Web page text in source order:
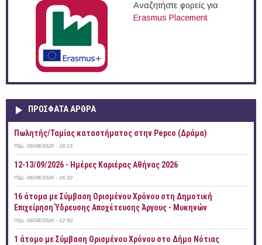
Αναζητήστε φορείς για
Erasmus Placement
ΠΡOΣΦΑΤΑ AΡΘΡΑ
Πωλητής/Ταμίας καταστήματος στην Pepco (Δράμα)
Πέμ, 06/08/2026 - 18:13
12-13/09/2026 - Ημέρες Καριέρας Αθήνας 2026
Πέμ, 06/08/2026 - 16:32
16 άτομα με Σύμβαση Ορισμένου Χρόνου στη Δημοτική
Επιχείρηση Ύδρευσης Αποχέτευσης Άργους - Μυκηνών
Πέμ, 06/08/2026 - 12:50
1 άτομο με Σύμβαση Ορισμένου Χρόνου στο Δήμο Νότιας